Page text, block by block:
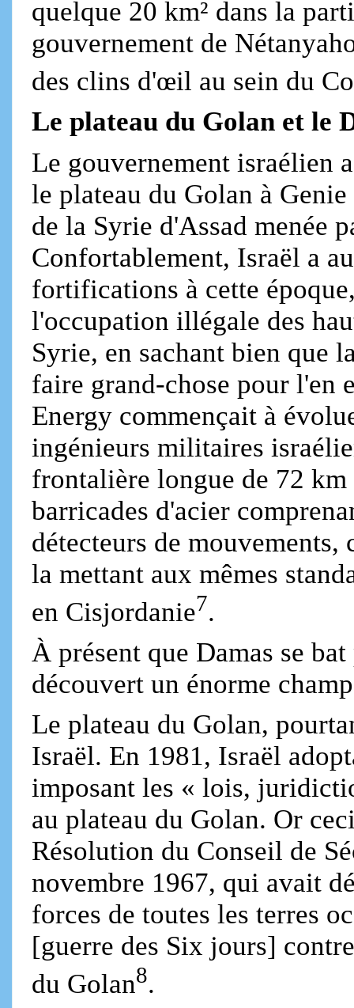
quelque 20 km² dans la
gouvernement de
des clins d'œil au sein du
Le plateau du Golan et le
Le gouvernement israélien
le plateau du Golan à
de la Syrie d'Assad menée
Confortablement, Israël a
fortifications à cette
l'occupation illégale des
Syrie, en sachant bien que
faire grand-chose pour l'en
Energy commençait à
ingénieurs militaires
frontalière longue de 72
barricades d'acier
détecteurs de mouvements,
la mettant aux mêmes
en Cisjordanie7.
À présent que Damas se
découvert un énorme
Le plateau du Golan,
Israël. En 1981, Israël
imposant les « lois,
au plateau du Golan. Or
Résolution du Conseil de
novembre 1967, qui avait
forces de toutes les terres
[guerre des Six jours]
du Golan8.